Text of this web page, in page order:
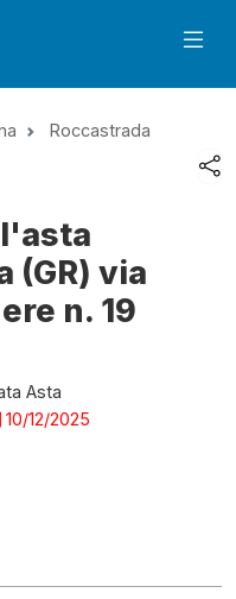
Roccastrada
(GR) via
n. 19
Asta
10/12/2025